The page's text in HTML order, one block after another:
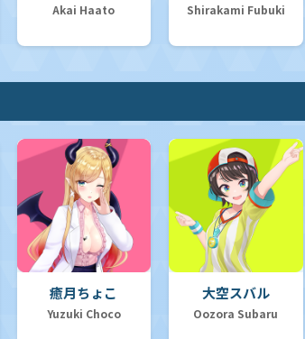
Akai Haato Shirakami Fubuki
癒月ちょこ
Yuzuki Choco
大空スバル
Oozora Subaru